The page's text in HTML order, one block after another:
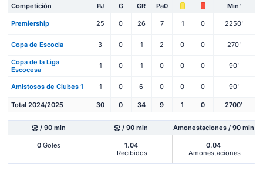
Competición PJ G GR Pa0 Min'
Premiership 25 0 26 7 1 0 2250'
Copa de Escocia 3 0 1 2 0 0 270'
Copa de la Liga
Escocesa
1 0 1 0 0 0 90'
Amistosos de Clubes 1 1 0 6 0 0 0 90'
Total 2024/2025 30 0 34 9 1 0 2700'
/ 90 min / 90 min Amonestaciones / 90 min
0 Goles
1.04
Recibidos
0.04
Amonestaciones